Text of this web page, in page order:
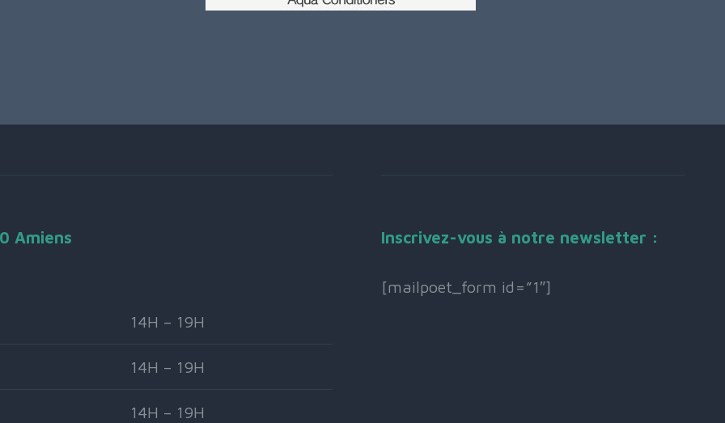
Amiens
14H – 19H
14H – 19H
14H – 19H
Inscrivez-vous à notre newsletter :
[mailpoet_form id=”1″]